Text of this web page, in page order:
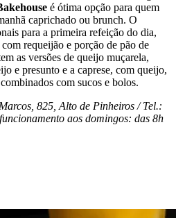
é ótima opção para quem
caprichado ou brunch. O
para a primeira refeição do dia,
requeijão e porção de pão de
as versões de queijo muçarela,
e presunto e a caprese, com queijo,
com sucos e bolos.
825, Alto de Pinheiros / Tel.:
aos domingos: das 8h